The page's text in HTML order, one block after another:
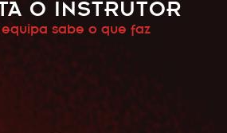
O INSTRUTOR
equipa sabe o que faz